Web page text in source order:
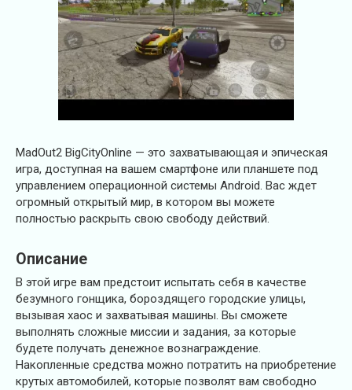
MadOut2 BigCityOnline — это захватывающая и эпическая
игра, доступная на вашем смартфоне или планшете под
управлением операционной системы Android. Вас ждет
огромный открытый мир, в котором вы можете
полностью раскрыть свою свободу действий.
Описание
В этой игре вам предстоит испытать себя в качестве
безумного гонщика, бороздящего городские улицы,
вызывая хаос и захватывая машины. Вы сможете
выполнять сложные миссии и задания, за которые
будете получать денежное вознаграждение.
Накопленные средства можно потратить на приобретение
крутых автомобилей, которые позволят вам свободно